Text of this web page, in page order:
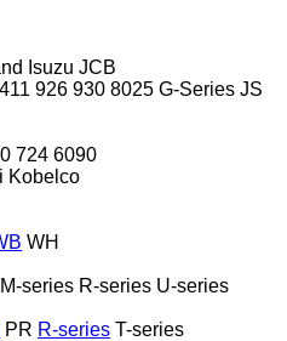
Isuzu JCB
411 926 930 8025 G-Series JS
724 6090
Kobelco
WH
M-series R-series U-series
PR R-series T-series